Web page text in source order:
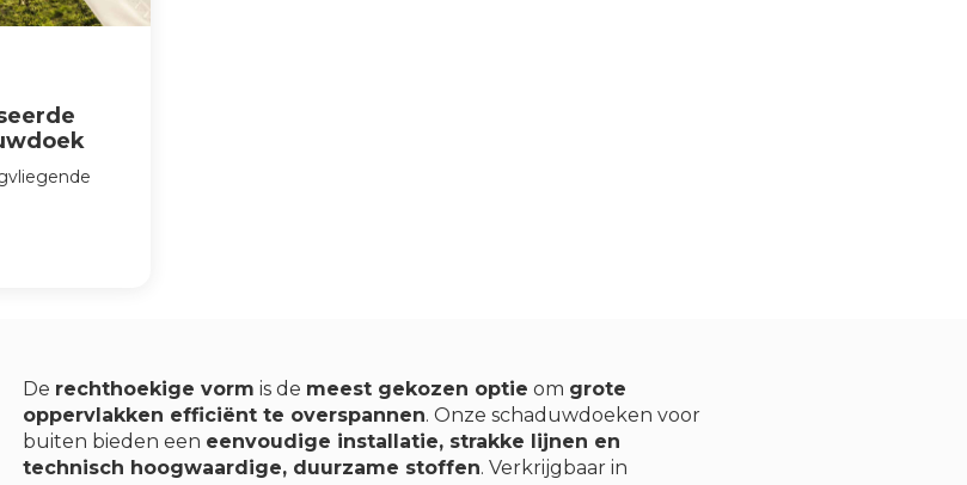
De rechthoekige vorm is de meest gekozen optie om grote
oppervlakken efficiënt te overspannen. Onze schaduwdoeken voor
buiten bieden een eenvoudige installatie, strakke lijnen en
technisch hoogwaardige, duurzame stoffen. Verkrijgbaar in